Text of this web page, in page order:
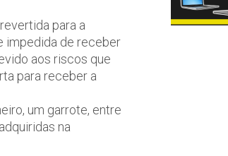
para a
impedida de receber
aos riscos que
para receber a
um garrote, entre
na